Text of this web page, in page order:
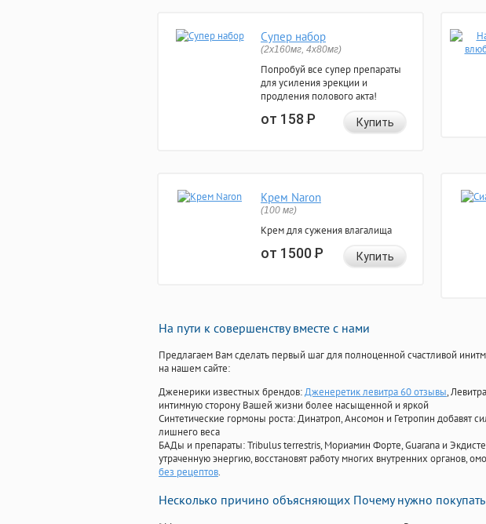
Супер набор
(2х160мг, 4х80мг)
Попробуй все супер препараты
для усиления эрекции и
продления полового акта!
от 158Р Купить
Крем Naron
(100 мг)
Крем для сужения влагалища
от 1500Р Купить
На пути к совершенству вместе с нами
Предлагаем Вам сделать первый шаг для полноценной счастливой
на нашем сайте:
Дженерики известных брендов:Дженеретик левитра 60 отзывы,
интимную сторону Вашей жизни более насыщенной и яркой
Синтетические гормоны роста: Динатроп, Ансомон и Гетропин добавят
лишнего веса
БАДы и препараты:Tribulus terrestris, Мориамин Форте, Guarana и
утраченную энергию, восстановят работу многих внутренних органов,
без рецептов.
Несколько причино объясняющих Почему нужно